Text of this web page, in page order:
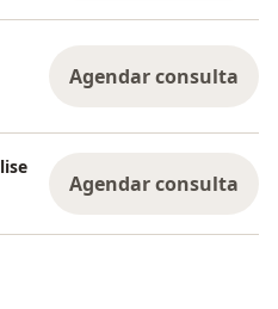
Agendar consulta
Agendar consulta